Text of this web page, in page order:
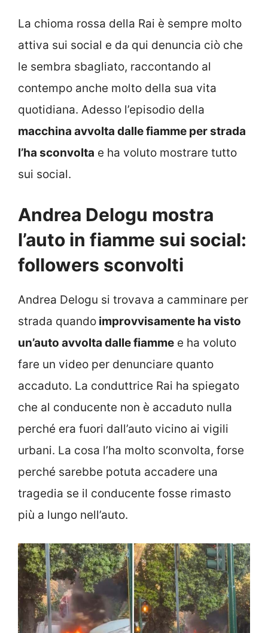
La chioma rossa della Rai è sempre molto
attiva sui social e da qui denuncia ciò che
le sembra sbagliato, raccontando al
contempo anche molto della sua vita
quotidiana. Adesso l’episodio della
macchina avvolta dalle fiamme per strada
l’ha sconvolta e ha voluto mostrare tutto
sui social.
Andrea Delogu mostra
l’auto in fiamme sui social:
followers sconvolti
Andrea Delogu si trovava a camminare per
strada quando improvvisamente ha visto
un’auto avvolta dalle fiamme e ha voluto
fare un video per denunciare quanto
accaduto. La conduttrice Rai ha spiegato
che al conducente non è accaduto nulla
perché era fuori dall’auto vicino ai vigili
urbani. La cosa l’ha molto sconvolta, forse
perché sarebbe potuta accadere una
tragedia se il conducente fosse rimasto
più a lungo nell’auto.